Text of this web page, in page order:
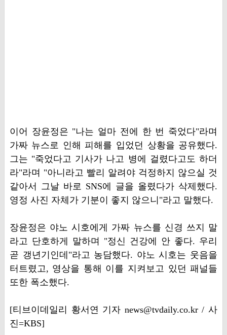
이어 장윤정은 "나는 얼마 전에 한 번 죽었다"라며
가짜 뉴스로 인해 피해를 입었던 상황을 공유했다.
그는 "죽었다고 기사가 나고 병에 걸렸다고도 하더
라"라며 "아니라고 빨리 알려야 걱정하지 않으실 것
같아서 그날 바로 SNS에 글을 올렸다가 삭제했다.
영정 사진 자체가 기분이 좋지 않으니"라고 말했다.
장윤정은 야노 시호에게 가짜 뉴스를 신경 쓰지 말
라고 단호하게 말하며 "정신 건강에 안 좋다. 우리
곧 갱년기인데"라고 농담했다. 야노 시호는 웃음을
터트렸고, 영상을 통해 이를 지켜보고 있던 패널들
또한 폭소했다.
[티브이데일리 황서연 기자 news@tvdaily.co.kr / 사
진=KBS]